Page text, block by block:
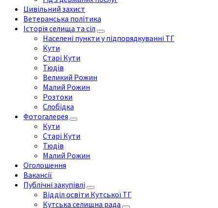
Цивільний захист
Ветеранська політика
Історія селища та сіл
Населені пункти у підпорядкуванні ТГ
Кути
Старі Кути
Тюдів
Великий Рожин
Малий Рожин
Розтоки
Слобідка
Фотогалерея
Кути
Старі Кути
Тюдів
Малий Рожин
Оголошення
Вакансії
Публічні закупівлі
Відділ освіти Кутської ТГ
Кутська селищна рада